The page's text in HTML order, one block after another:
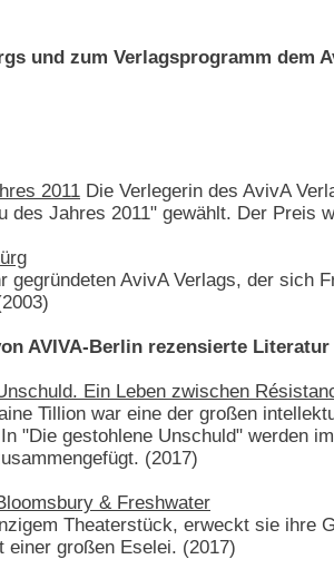
und zum Verlagsprogramm dem
2011 Die Verlegerin des AvivA
des Jahres 2011" gewählt. Der
gegründeten AvivA Verlags, der sich
AVIVA-Berlin rezensierte
Ein Leben zwischen
Tillion war eine der großen
"Die gestohlene Unschuld" werden
(2017)
& Freshwater
Theaterstück, erweckt sie ihre
einer großen Eselei. (2017)